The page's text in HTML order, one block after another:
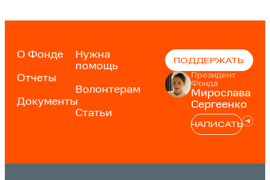
О Фонде
Отчеты
Документы
Нужна
помощь
Волонтерам
Статьи
ПОДДЕРЖАТЬ
Президент
Фонда
Мирослава
Сергеенко
НАПИСАТЬ